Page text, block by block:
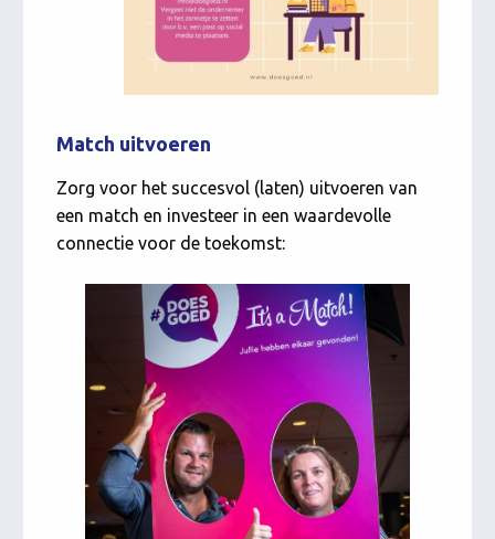
Match uitvoeren
Zorg voor het succesvol (laten) uitvoeren van
een match en investeer in een waardevolle
connectie voor de toekomst: